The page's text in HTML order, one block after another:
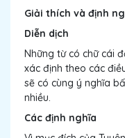
Giải thích và định
Diễn dịch
Những từ có chữ cái
xác định theo các
sẽ có cùng ý nghĩa
nhiều.
Các định nghĩa